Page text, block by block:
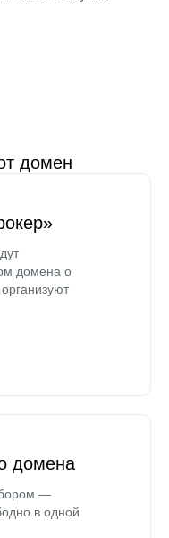
домен
домена о
домена
—
в одной